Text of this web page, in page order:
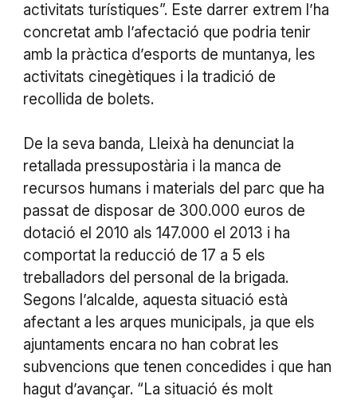
activitats turístiques”. Este darrer extrem l’ha
concretat amb l’afectació que podria tenir
amb la pràctica d’esports de muntanya, les
activitats cinegètiques i la tradició de
recollida de bolets.
De la seva banda, Lleixà ha denunciat la
retallada pressupostària i la manca de
recursos humans i materials del parc que ha
passat de disposar de 300.000 euros de
dotació el 2010 als 147.000 el 2013 i ha
comportat la reducció de 17 a 5 els
treballadors del personal de la brigada.
Segons l’alcalde, aquesta situació està
afectant a les arques municipals, ja que els
ajuntaments encara no han cobrat les
subvencions que tenen concedides i que han
hagut d’avançar. “La situació és molt